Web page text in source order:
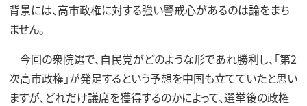
背景には、高市政権に対する強い警戒心があるのは論をまち
ません。
今回の衆院選で、自民党がどのような形であれ勝利し、「第2
次高市政権」が発足するという予想を中国も立てていたと思い
ますが、どれだけ議席を獲得するのかによって、選挙後の政権